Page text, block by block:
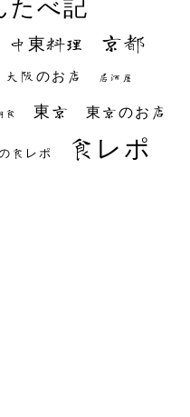
たべ記
中東料理 京都
大阪のお店 居酒屋
食 東京 東京のお店
食レポ 食レポ